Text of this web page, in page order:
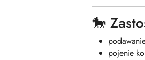
🐎
pojenie